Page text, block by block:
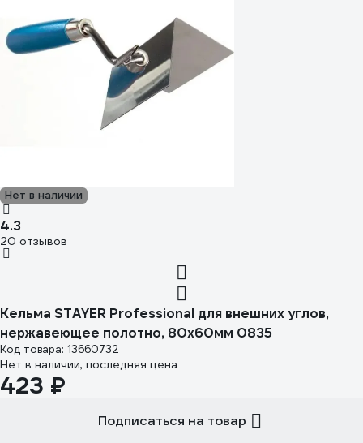
Нет в наличии
4.3
20 отзывов
Кельма STAYER Professional для внешних углов,
нержавеющее полотно, 80x60мм 0835
Код товара: 13660732
Нет в наличии, последняя цена
423 ₽
Подписаться на товар